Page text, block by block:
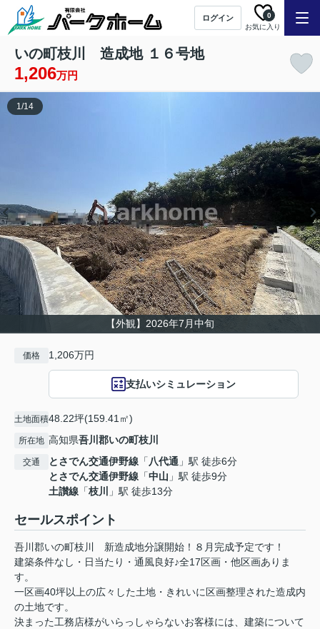
ログイン
お気に入り
0
いの町枝川 造成地 １６号地
1,206万円
【外観】2026年7月中旬
1/14
価格 1,206万円
支払いシミュレーション
土地面積48.22坪(159.41㎡)
所在地 高知県吾川郡いの町枝川
交通 とさでん交通伊野線 「八代通 」駅 徒歩6分
とさでん交通伊野線 「中山 」駅 徒歩9分
土讃線 「枝川 」駅 徒歩13分
セールスポイント
吾川郡いの町枝川 新造成地分譲開始！８月完成予定です！
建築条件なし・日当たり・通風良好♪全17区画・他区画ありま
す。
一区画40坪以上の広々した土地・きれいに区画整理された造成内
の土地です。
決まった工務店様がいらっしゃらないお客様には、建築について